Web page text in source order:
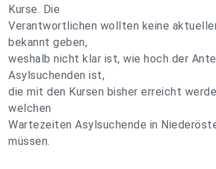
Kurse. Die
Verantwortlichen wollten keine
bekannt geben,
weshalb nicht klar ist, wie hoch der
Asylsuchenden ist,
die mit den Kursen bisher erreicht
welchen
Wartezeiten Asylsuchende in
müssen.